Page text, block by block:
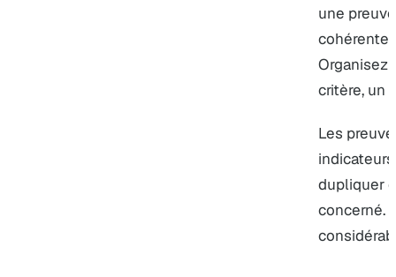
une
cohérente
Organisez
critère, un
Les
dupliquer
concerné.